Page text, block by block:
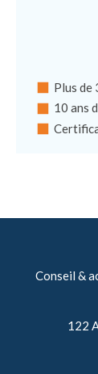
Plus de
10 ans
Conseil &
122